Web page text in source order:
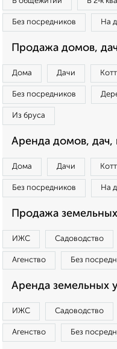
Без посредников На
Продажа домов,
Дома Дачи
Без посредников
Из бруса
Аренда домов, дач,
Дома Дачи
Без посредников На
Продажа земельных
ИЖС Садоводство
Агенство Без
Аренда земельных
ИЖС Садоводство
Агенство Без